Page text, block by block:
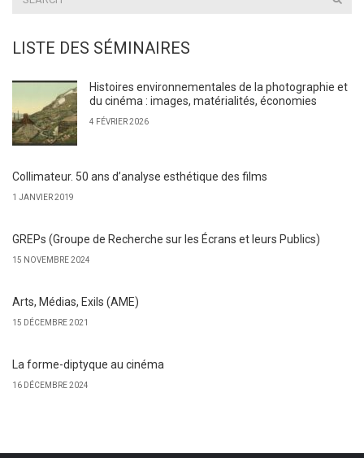
LISTE DES SÉMINAIRES
Histoires environnementales de la photographie et
du cinéma : images, matérialités, économies
4 FÉVRIER 2026
Collimateur. 50 ans d’analyse esthétique des films
1 JANVIER 2019
GREPs (Groupe de Recherche sur les Écrans et leurs Publics)
15 NOVEMBRE 2024
Arts, Médias, Exils (AME)
15 DÉCEMBRE 2021
La forme-diptyque au cinéma
16 DÉCEMBRE 2024